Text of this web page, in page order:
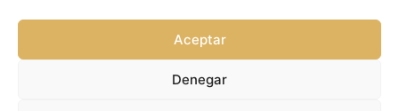
Aceptar
Denegar
AvisoLegal
Redes Sociales